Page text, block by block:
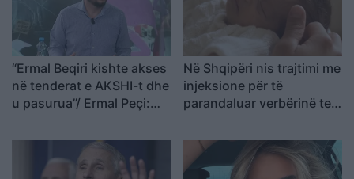
“Ermal Beqiri kishte akses
në tenderat e AKSHI-t dhe
u pasurua”/ Ermal Peçi:
zemër të Kryeministrisë,
gjurmët çojnë te Rama
Në Shqipëri nis trajtimi me
injeksione për të
parandaluar verbërinë te